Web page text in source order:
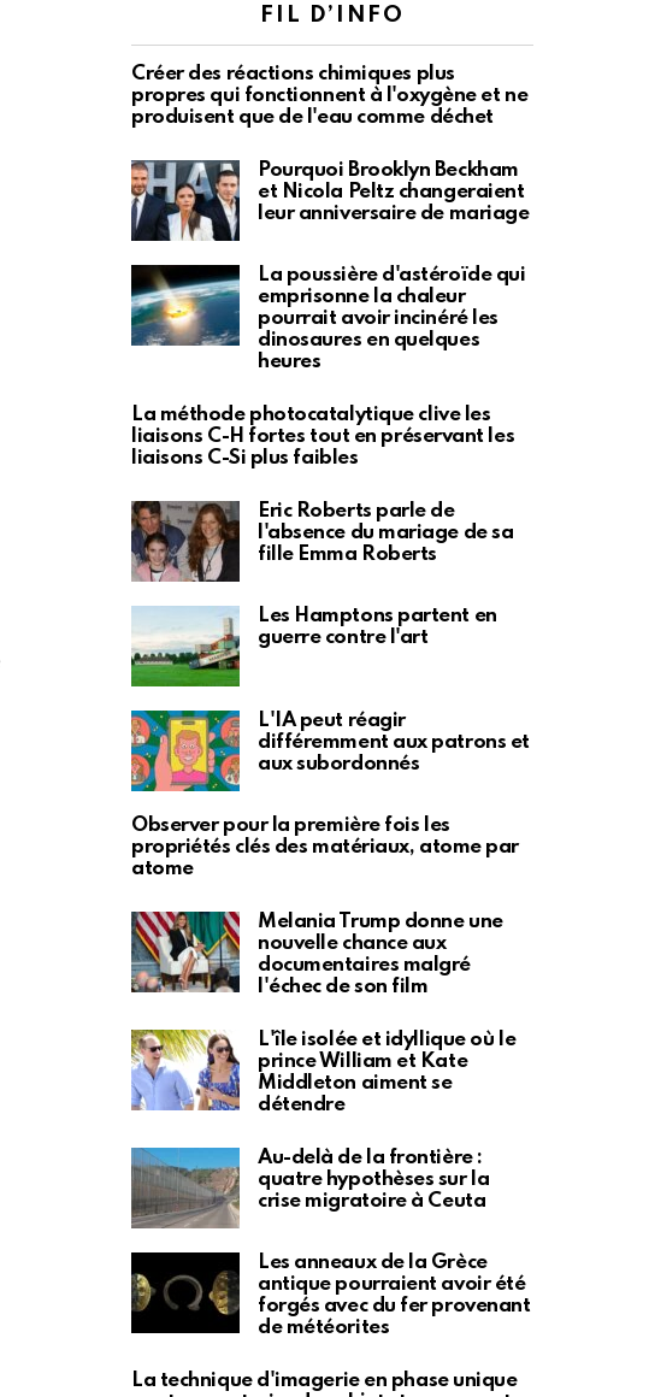
FIL D’INFO
Créer des réactions chimiques plus
propres qui fonctionnent à l'oxygène et ne
produisent que de l'eau comme déchet
Pourquoi Brooklyn Beckham
et Nicola Peltz changeraient
leur anniversaire de mariage
La poussière d'astéroïde qui
emprisonne la chaleur
pourrait avoir incinéré les
dinosaures en quelques
heures
La méthode photocatalytique clive les
liaisons C-H fortes tout en préservant les
liaisons C-Si plus faibles
Eric Roberts parle de
l'absence du mariage de sa
fille Emma Roberts
Les Hamptons partent en
guerre contre l'art
L'IA peut réagir
différemment aux patrons et
aux subordonnés
Observer pour la première fois les
propriétés clés des matériaux, atome par
atome
Melania Trump donne une
nouvelle chance aux
documentaires malgré
l'échec de son film
L'île isolée et idyllique où le
prince William et Kate
Middleton aiment se
détendre
Au-delà de la frontière :
quatre hypothèses sur la
crise migratoire à Ceuta
Les anneaux de la Grèce
antique pourraient avoir été
forgés avec du fer provenant
de météorites
La technique d'imagerie en phase unique